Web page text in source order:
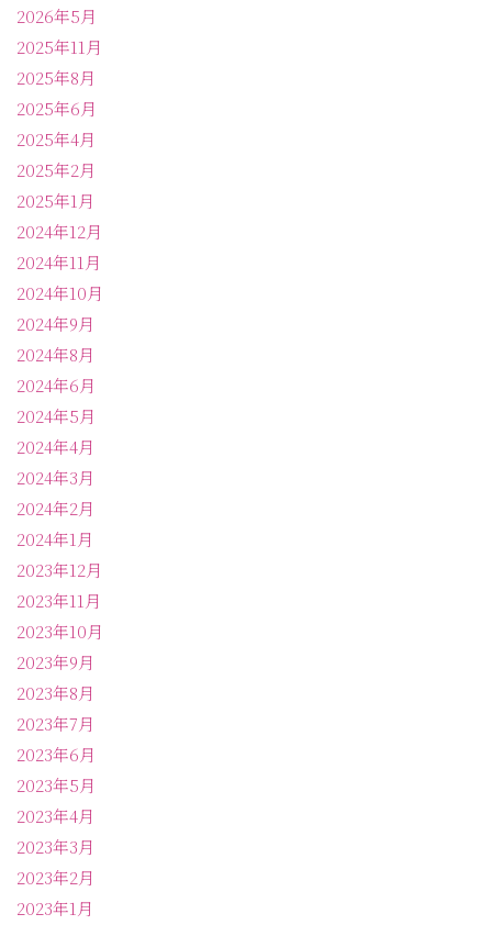
2026年5月
2025年11月
2025年8月
2025年6月
2025年4月
2025年2月
2025年1月
2024年12月
2024年11月
2024年10月
2024年9月
2024年8月
2024年6月
2024年5月
2024年4月
2024年3月
2024年2月
2024年1月
2023年12月
2023年11月
2023年10月
2023年9月
2023年8月
2023年7月
2023年6月
2023年5月
2023年4月
2023年3月
2023年2月
2023年1月